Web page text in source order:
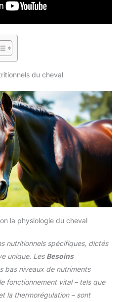
du cheval
la physiologie du cheval
nutritionnels spécifiques, dictés
unique. Les Besoins
bas niveaux de nutriments
fonctionnement vital – tels que
la thermorégulation – sont